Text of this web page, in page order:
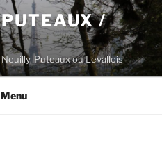
/
Puteaux ou Levallois
Menu